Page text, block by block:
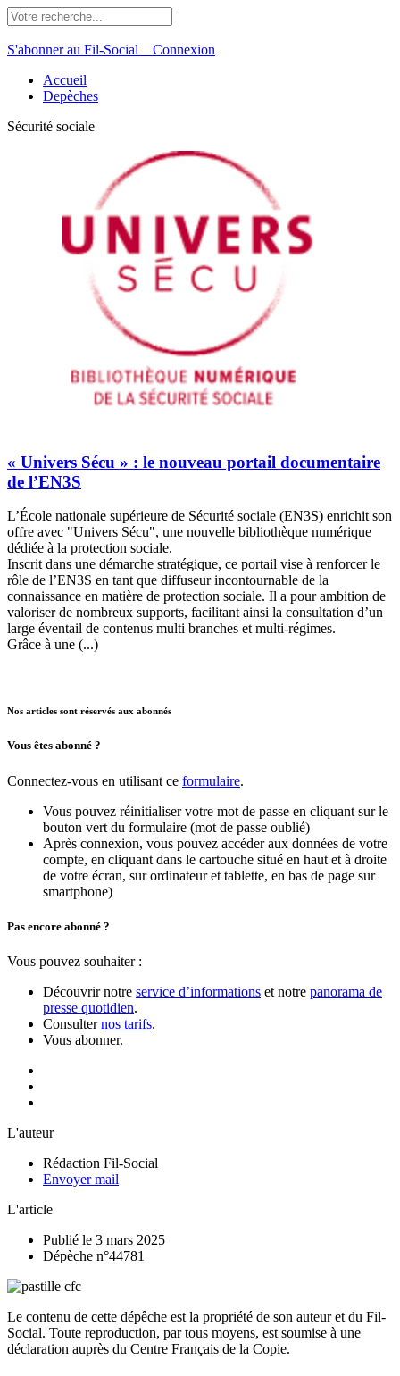
S'abonner au Fil-Social Connexion
Accueil
Depèches
Sécurité sociale
« Univers Sécu » : le nouveau portail documentaire
de l’EN3S
L’École nationale supérieure de Sécurité sociale (EN3S) enrichit son
offre avec "Univers Sécu", une nouvelle bibliothèque numérique
dédiée à la protection sociale.
Inscrit dans une démarche stratégique, ce portail vise à renforcer le
rôle de l’EN3S en tant que diffuseur incontournable de la
connaissance en matière de protection sociale. Il a pour ambition de
valoriser de nombreux supports, facilitant ainsi la consultation d’un
large éventail de contenus multi branches et multi-régimes.
Grâce à une (...)
Nos articles sont réservés aux abonnés
Vous êtes abonné ?
Connectez-vous en utilisant ce formulaire.
Vous pouvez réinitialiser votre mot de passe en cliquant sur le
bouton vert du formulaire (mot de passe oublié)
Après connexion, vous pouvez accéder aux données de votre
compte, en cliquant dans le cartouche situé en haut et à droite
de votre écran, sur ordinateur et tablette, en bas de page sur
smartphone)
Pas encore abonné ?
Vous pouvez souhaiter :
Découvrir notre service d’informations et notre panorama de
presse quotidien.
Consulternos tarifs.
Vous abonner.
L'auteur
Rédaction Fil-Social
Envoyer mail
L'article
Publié le 3 mars 2025
Dépèche n°44781
Le contenu de cette dépêche est la propriété de son auteur et du Fil-
Social. Toute reproduction, par tous moyens, est soumise à une
déclaration auprès du Centre Français de la Copie.